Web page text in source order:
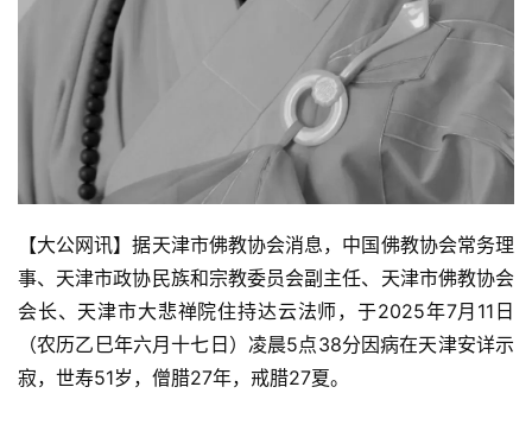
【大公网讯】据天津市佛教协会消息，中国佛教协会常务理
事、天津市政协民族和宗教委员会副主任、天津市佛教协会
会长、天津市大悲禅院住持达云法师，于2025年7月11日
（农历乙巳年六月十七日）凌晨5点38分因病在天津安详示
寂，世寿51岁，僧腊27年，戒腊27夏。